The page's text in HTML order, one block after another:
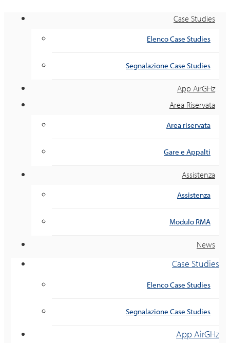
Case Studies
Elenco Case Studies
Segnalazione Case Studies
App AirGHz
Area Riservata
Area riservata
Gare e Appalti
Assistenza
Assistenza
Modulo RMA
News
Case Studies
Elenco Case Studies
Segnalazione Case Studies
App AirGHz